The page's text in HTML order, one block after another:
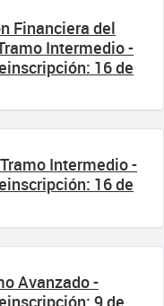
Financiera del
Intermedio -
16 de
Intermedio -
16 de
Avanzado -
9 de